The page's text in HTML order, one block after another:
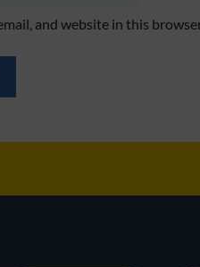
and website in this